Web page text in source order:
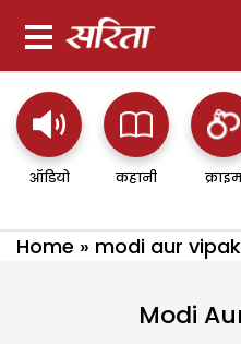
ऑडियो कहानी क्राइम
Home » modi aur
Modi